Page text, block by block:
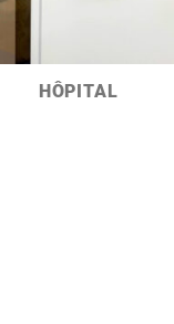
HÔPITAL